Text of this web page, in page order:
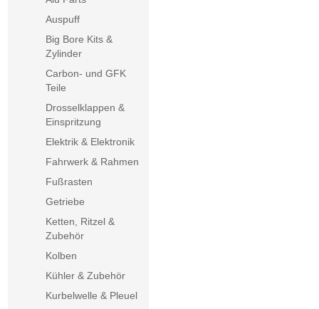
Auspuff
Big Bore Kits &
Zylinder
Carbon- und GFK
Teile
Drosselklappen &
Einspritzung
Elektrik & Elektronik
Fahrwerk & Rahmen
Fußrasten
Getriebe
Ketten, Ritzel &
Zubehör
Kolben
Kühler & Zubehör
Kurbelwelle & Pleuel